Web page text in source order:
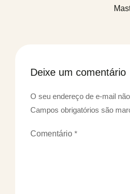
Deixe um comentário
O seu endereço de e-mail
Campos obrigatórios são
Comentário *